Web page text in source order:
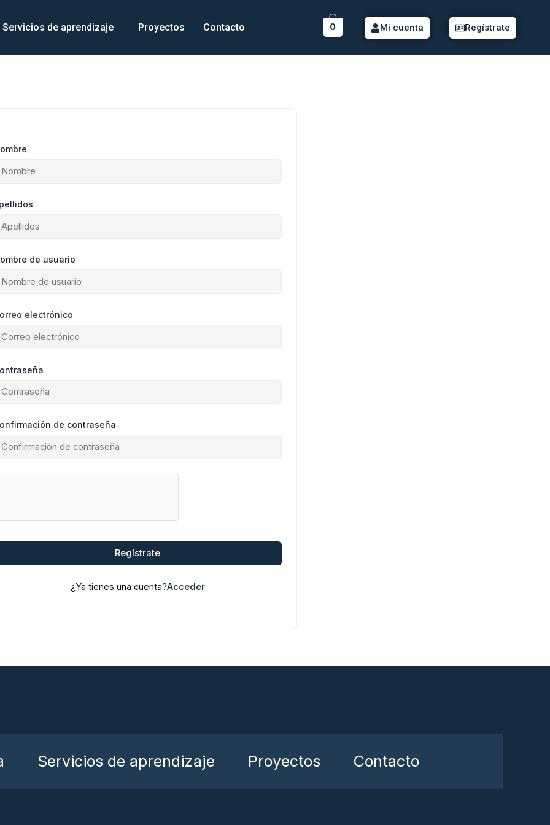
Servicios de aprendizaje Proyectos Contacto 0 Mi cuenta Regístrate
de usuario
electrónico
de contraseña
Regístrate
¿Ya tienes una cuenta?Acceder
Servicios de aprendizaje Proyectos Contacto